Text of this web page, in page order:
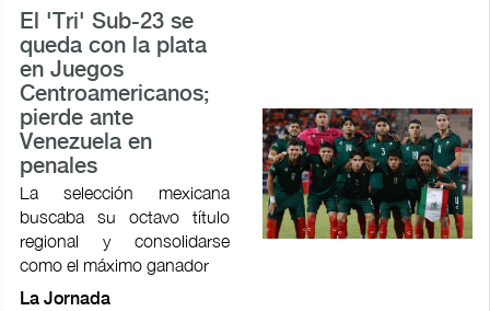
El 'Tri' Sub-23 se
queda con la plata
en Juegos
Centroamericanos;
pierde ante
Venezuela en
penales
La selección mexicana
buscaba su octavo título
regional y consolidarse
como el máximo ganador
La Jornada